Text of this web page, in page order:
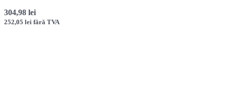
304,98 lei
252,05 lei fără TVA